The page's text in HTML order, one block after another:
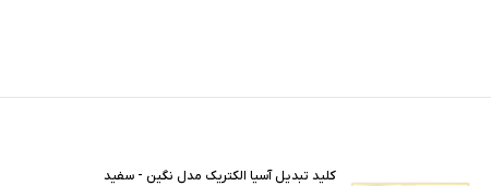
کلید تبدیل آسیا الکتریک مدل نگین - سفید